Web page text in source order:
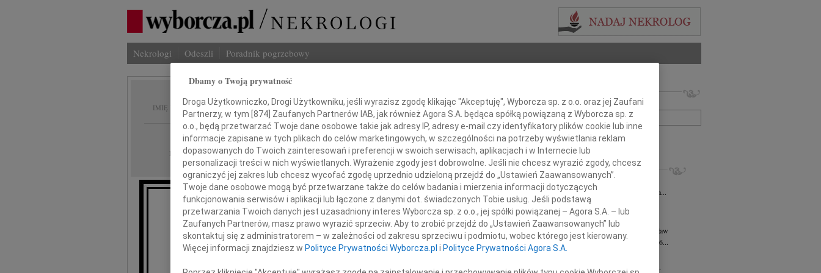
Nekrologi Odeszli Poradnik pogrzebowy
IMIĘ I NAZWISKO: Maria Piss
REGION: Wrocław
DATA EMISJI: 09.05.2018
Z żalem zawiadamiam,
że 5 maja 2018 roku odeszła moja najdroższa Mama,
Imię i nazwisko lub numer ogłoszenia:
+ szukanie zaawansowane
INNE NEKROLOGI
Mieczysława Pękacz07.08.2026
Dnia 25 lipca 2026 roku zmarła Mieczysława...
Hubert Mordawski 06.08.2026
Nie mów nic: już uleciałem w taką...
Halina Hanna Kościelniak
Wrocław
Halina Hanna Kościelniak Zmarła 30.06.2026...
Henryk Brutkowski
Na zawsze pozostanie w naszych sercach Z...
Dbamy o Twoją prywatność
Droga Użytkowniczko, Drogi Użytkowniku, jeśli wyrazisz zgodę klikając "Akceptuję", Wyborcza sp. z o.o. oraz jej Zaufani
Partnerzy, w tym [874] Zaufanych Partnerów IAB, jak również Agora S.A. będąca spółką powiązaną z Wyborcza sp. z
o.o., będą przetwarzać Twoje dane osobowe takie jak adresy IP, adresy e-mail czy identyfikatory plików cookie lub inne
informacje zapisane w tych plikach do celów marketingowych, w szczególności na potrzeby wyświetlania reklam
dopasowanych do Twoich zainteresowań i preferencji w swoich serwisach, aplikacjach i w Internecie lub
personalizacji treści w nich wyświetlanych. Wyrażenie zgody jest dobrowolne. Jeśli nie chcesz wyrazić zgody, chcesz
ograniczyć jej zakres lub chcesz wycofać zgodę uprzednio udzieloną przejdź do „Ustawień Zaawansowanych”.
Twoje dane osobowe mogą być przetwarzane także do celów badania i mierzenia informacji dotyczących
funkcjonowania serwisów i aplikacji lub łączone z danymi dot. świadczonych Tobie usług. Jeśli podstawą
przetwarzania Twoich danych jest uzasadniony interes Wyborcza sp. z o.o., jej spółki powiązanej – Agora S.A. – lub
Zaufanych Partnerów, masz prawo wyrazić sprzeciw. Aby to zrobić przejdź do „Ustawień Zaawansowanych” lub
skontaktuj się z administratorem – w zależności od zakresu sprzeciwu i podmiotu, wobec którego jest kierowany.
Więcej informacji znajdziesz w Polityce Prywatności Wyborcza.pl i Polityce Prywatności Agora S.A.